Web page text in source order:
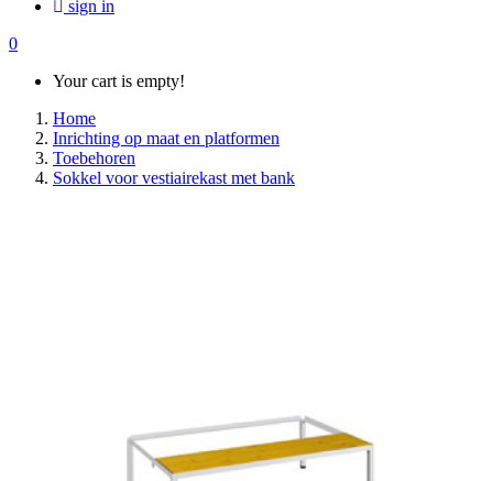
sign in
0
Your cart is empty!
Home
Inrichting op maat en platformen
Toebehoren
Sokkel voor vestiairekast met bank